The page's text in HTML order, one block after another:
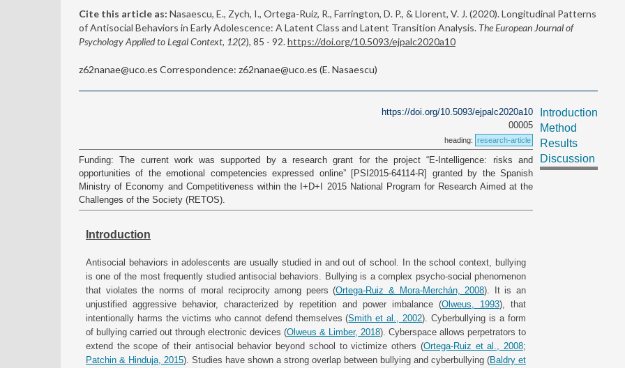
Cite this article as: Nasaescu, E., Zych, I., Ortega-Ruiz, R., Farrington, D. P., & Llorent, V. J. (2020). Longitudinal Patterns
of Antisocial Behaviors in Early Adolescence: A Latent Class and Latent Transition Analysis. The European Journal of
Psychology Applied to Legal Context, 12(2), 85 - 92.https://doi.org/10.5093/ejpalc2020a10
z62nanae@uco.es Correspondence: z62nanae@uco.es (E. Nasaescu)
https://doi.org/10.5093/ejpalc2020a10
00005
heading: research-article
Funding: The current work was supported by a research grant for the project “E-Intelligence: risks and
opportunities of the emotional competencies expressed online” [PSI2015-64114-R] granted by the Spanish
Ministry of Economy and Competitiveness within the I+D+I 2015 National Program for Research Aimed at the
Challenges of the Society (RETOS).
Introduction
Antisocial behaviors in adolescents are usually studied in and out of school. In the school context, bullying
is one of the most frequently studied antisocial behaviors. Bullying is a complex psycho-social phenomenon
that violates the norms of moral reciprocity among peers (Ortega-Ruiz & Mora-Merchán, 2008). It is an
unjustified aggressive behavior, characterized by repetition and power imbalance (Olweus, 1993), that
intentionally harms the victims who cannot defend themselves (Smith et al., 2002). Cyberbullying is a form
of bullying carried out through electronic devices (Olweus & Limber, 2018). Cyberspace allows perpetrators to
extend the scope of their antisocial behavior beyond school to victimize others (Ortega-Ruiz et al., 2008;
Patchin & Hinduja, 2015). Studies have shown a strong overlap between bullying and cyberbullying (Baldry et
Introduction
Method
Results
Discussion